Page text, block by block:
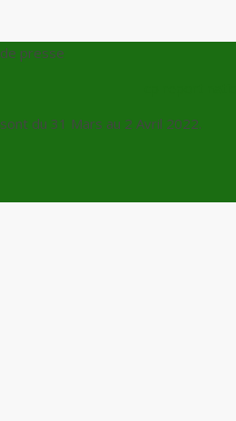
presse
du 31 Mars au 2 Avril 2022.